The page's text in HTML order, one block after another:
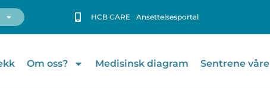
HCB CARE Ansettelsesportal
Om oss? Medisinsk diagram Sentrene våre